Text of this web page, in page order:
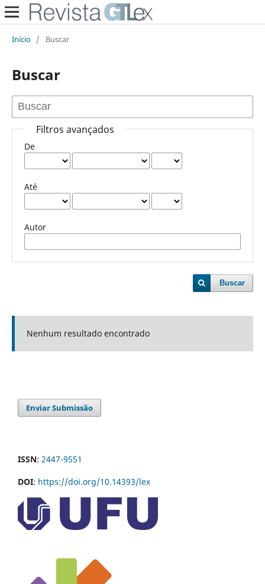
Início / Buscar
Buscar
Filtros avançados
De
Até
Autor
Buscar
Nenhum resultado encontrado
Enviar Submissão
ISSN: 2447-9551
DOI: https://doi.org/10.14393/lex